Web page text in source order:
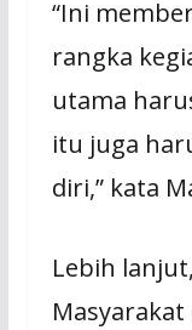
“Ini
rangka
utama
itu juga
diri,” kata
Lebih